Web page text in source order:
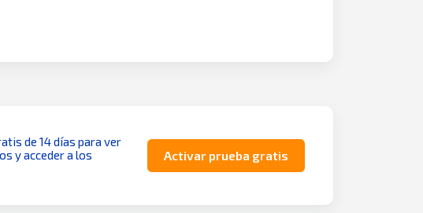
de 14 días para ver
y acceder a los
Activar prueba gratis